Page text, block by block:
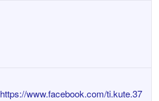
https://www.facebook.com/ti.kute.37